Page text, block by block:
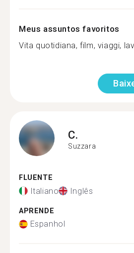
Meus assuntos favoritos
Vita quotidiana, film, viaggi,
C.
Suzzara
FLUENTE
Italiano Inglês
APRENDE
Espanhol